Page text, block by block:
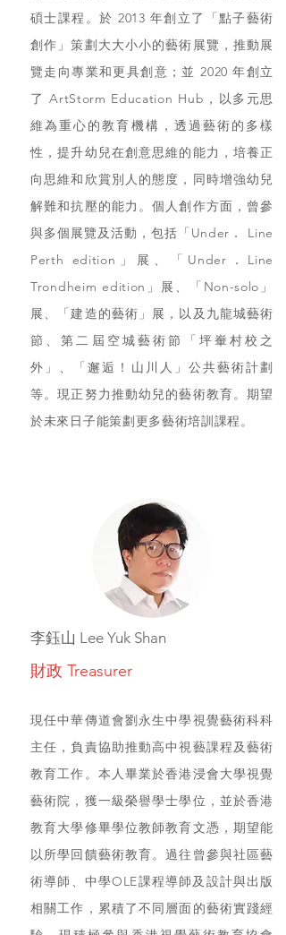
碩士課程。於 2013 年創立了「點子藝術
創作」策劃大大小小的藝術展覽，推動展
覽走向專業和更具創意；並 2020 年創立
了 ArtStorm Education Hub，以多元思
維為重心的教育機構，透過藝術的多樣
性，提升幼兒在創意思維的能力，培養正
向思維和欣賞別人的態度，同時增強幼兒
解難和抗壓的能力。個人創作方面，曾參
與多個展覽及活動，包括「Under． Line
Perth edition」展、「Under．Line
Trondheim edition」展、「Non-solo」
展、「建造的藝術」展，以及九龍城藝術
節、第二屆空城藝術節「坪輋村校之
外」、「邂逅！山川人」公共藝術計劃
等。現正努力推動幼兒的藝術教育。期望
於未來日子能策劃更多藝術培訓課程。
李鈺山 Lee Yuk Shan
財政 Treasurer
現任中華傳道會劉永生中學視覺藝術科科
主任，負責協助推動高中視藝課程及藝術
教育工作。本人畢業於香港浸會大學視覺
藝術院，獲一級榮譽學士學位，並於香港
教育大學修畢學位教師教育文憑，期望能
以所學回饋藝術教育。過往曾參與社區藝
術導師、中學OLE課程導師及設計與出版
相關工作，累積了不同層面的藝術實踐經